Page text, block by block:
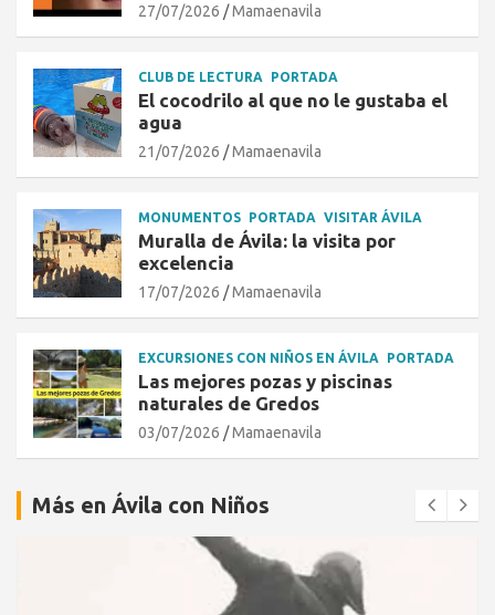
27/07/2026 Mamaenavila
CLUB DE LECTURA PORTADA
El cocodrilo al que no le gustaba el
agua
21/07/2026 Mamaenavila
MONUMENTOS PORTADA VISITAR ÁVILA
Muralla de Ávila: la visita por
excelencia
17/07/2026 Mamaenavila
EXCURSIONES CON NIÑOS EN ÁVILA PORTADA
Las mejores pozas y piscinas
naturales de Gredos
03/07/2026 Mamaenavila
Más en Ávila con Niños